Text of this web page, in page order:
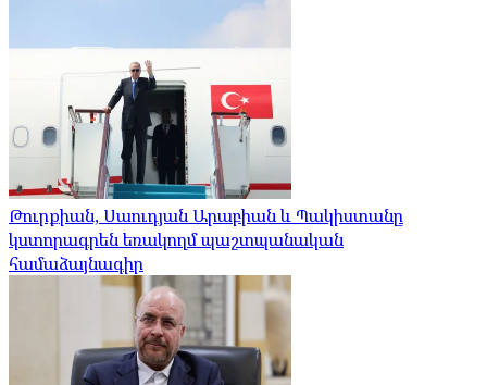
Թուրքիան, Սաուդյան Արաբիան և Պակիստանը
կստորագրեն եռակողմ պաշտպանական
համաձայնագիր